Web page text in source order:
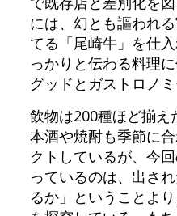
には、幻とも謳われ
てる「尾崎牛」を仕
っかりと伝わる料理
グッドとガストロノ
飲物は200種ほど揃え
本酒や焼酎も季節に
クトしているが、今
っているのは、出さ
るか」ということよ